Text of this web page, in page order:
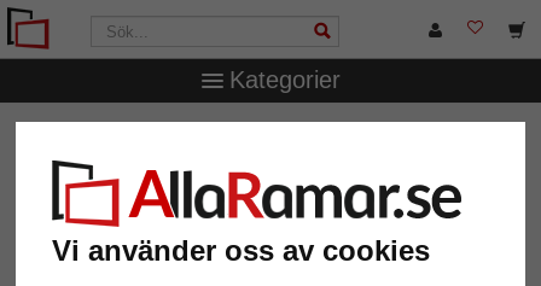
Vi använder oss av cookies
Kategorier
passepartout måttbeställd
3 mm passepartout måttbeställd